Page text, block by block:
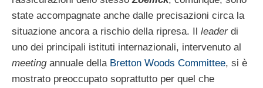
state accompagnate anche dalle precisazioni circa la
situazione ancora a rischio della ripresa. Il leaderdi
uno dei principali istituti internazionali, intervenuto al
meetingannuale della Bretton Woods Committee, si è
mostrato preoccupato soprattutto per quel che